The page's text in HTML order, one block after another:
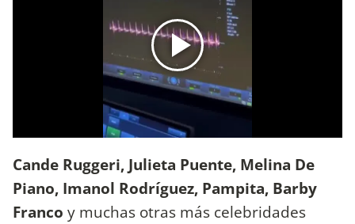
Cande Ruggeri, Julieta Puente, Melina De
Piano, Imanol Rodríguez, Pampita, Barby
Franco y muchas otras más celebridades